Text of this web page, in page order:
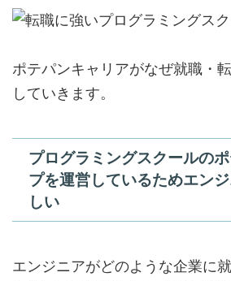
ポテパンキャリアがなぜ就職・
していきます。
プログラミングスクールの
プを運営しているためエン
しい
エンジニアがどのような企業に